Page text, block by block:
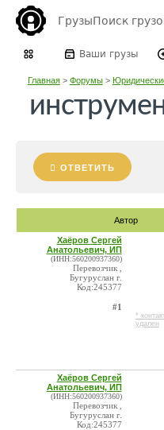
ГрузыПоиск
Ваши грузы
Главная> Форумы>
ОТВЕТИТЬ
Автор
Хаёров Сергей
Анатольевич, ИП
(ИНН:560200937360)
Перевозчик ,
Бугуруслан г.
Код:245377
#1
*
удален
Хаёров Сергей
Анатольевич, ИП
(ИНН:560200937360)
Перевозчик ,
Бугуруслан г.
Код:245377